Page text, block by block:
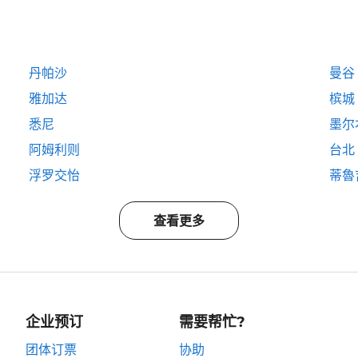
丹帕沙
曼谷
雅加达
槟城
悉尼
墨尔
阿姆利则
台北
浮罗交怡
蒂魯
查看更多
企业预订
团体订票
需要帮忙?
协助